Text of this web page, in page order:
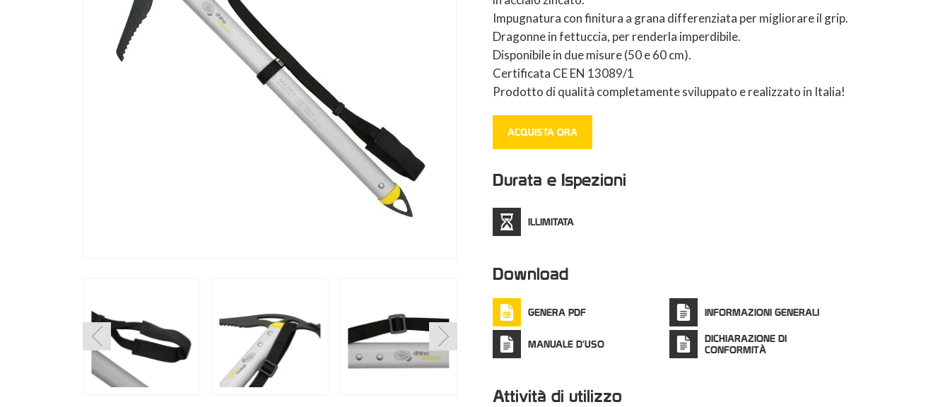
Impugnatura con finitura a grana differenziata per migliorare il grip.
Dragonne in fettuccia, per renderla imperdibile.
Disponibile in due misure (50 e 60 cm).
Certificata CE EN 13089/1
Prodotto di qualità completamente sviluppato e realizzato in Italia!
ACQUISTA ORA
Durata e Ispezioni
ILLIMITATA
Download
GENERA PDF INFORMAZIONI GENERALI
MANUALE D'USO
DICHIARAZIONE DI
CONFORMITÀ
Attività di utilizzo